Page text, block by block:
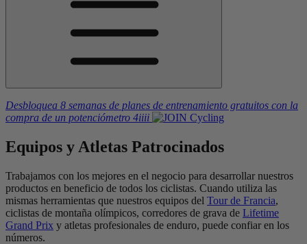
Desbloquea 8 semanas de planes de entrenamiento gratuitos con la
compra de un potenciómetro 4iiii
Equipos y Atletas Patrocinados
Trabajamos con los mejores en el negocio para desarrollar nuestros
productos en beneficio de todos los ciclistas. Cuando utiliza las
mismas herramientas que nuestros equipos del Tour de Francia,
ciclistas de montaña olímpicos, corredores de grava de Lifetime
Grand Prix y atletas profesionales de enduro, puede confiar en los
números.